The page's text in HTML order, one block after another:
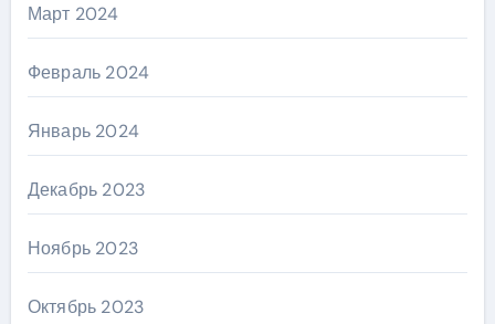
Март 2024
Февраль 2024
Январь 2024
Декабрь 2023
Ноябрь 2023
Октябрь 2023